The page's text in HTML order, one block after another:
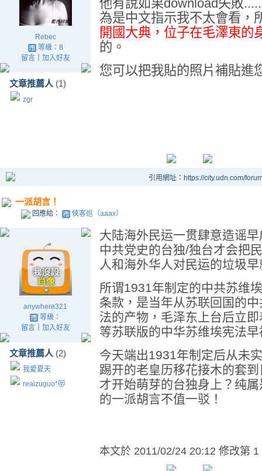
Rebec
等級：8
留言｜ 加入好友
文章推薦人 (1)
zgr
他有說如果download失敗
為是中文指示我不太會看，
開國大典，位子在毛澤東的
的。
您可以把我貼的照片補貼進
引用網址：https://city.udn.com/
一派胡言！
回應給： 俠客巡（aaax）
anywhere321
等級：
留言｜ 加入好友
文章推薦人 (2)
我愛夏天
reaizuguo*😻
大陆海外民运一贯肆意造谣
中共党史的台独/独台才会把
人和海外华人对民运的垃圾
所谓1931年制定的中共苏维
条款，是当年从苏联回国的
法的产物，毛泽东上台后立
等苏联版的中华苏维埃宪法
今天端出1931年制定后从未
踢开的老皇历移花接木的套
才开始萌芽的台独身上？纯
的一派胡言不值一驳！
本文於 2011/02/24 20:12 修改第 1